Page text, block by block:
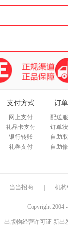
支付方式
网上支付
礼品卡支付
银行转账
礼券支付
订
配送
订单
自助
自助
当当招商 机构
Copyright 2004
出版物经营许可证 新出